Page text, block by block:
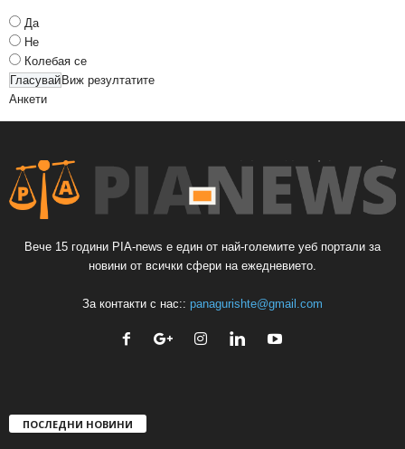
Да
Не
Колебая се
Виж резултатите
Анкети
Вече 15 години PIA-news е един от най-големите уеб портали за
новини от всички сфери на ежедневието.
За контакти с нас:: panagurishte@gmail.com
ПОСЛЕДНИ НОВИНИ